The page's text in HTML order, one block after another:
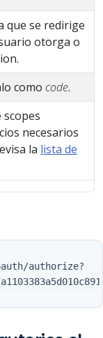
que se redirige
otorga o
como code.
scopes
necesarios
la lista de
authorize?